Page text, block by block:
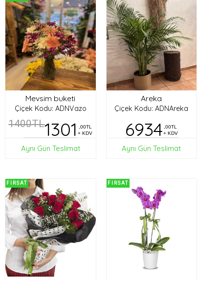
Mevsim buketi
Çiçek Kodu: ADNVazo
1400TL1301
,00TL
+ KDV
Aynı Gün Teslimat
Areka
Çiçek Kodu: ADNAreka
6934 ,00TL
+ KDV
Aynı Gün Teslimat
FIRSAT FIRSAT